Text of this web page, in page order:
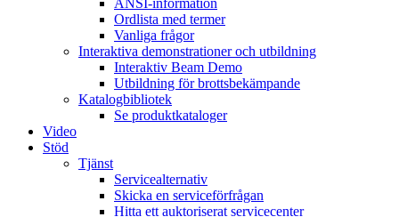
ANSI-information
Ordlista med termer
Vanliga frågor
Interaktiva demonstrationer och utbildning
Interaktiv Beam Demo
Utbildning för brottsbekämpande
Katalogbibliotek
Se produktkataloger
Video
Stöd
Tjänst
Servicealternativ
Skicka en serviceförfrågan
Hitta ett auktoriserat servicecenter